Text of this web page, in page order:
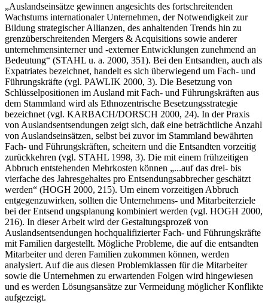
„Auslandseinsätze gewinnen angesichts des fortschreitenden
Wachstums internationaler Unternehmen, der Notwendigkeit zur
Bildung strategischer Allianzen, des anhaltenden Trends hin zu
grenzüberschreitenden Mergers & Acquisitions sowie anderer
unternehmensinterner und -externer Entwicklungen zunehmend an
Bedeutung“ (STAHL u. a. 2000, 351). Bei den Entsandten, auch als
Expatriates bezeichnet, handelt es sich überwiegend um Fach- und
Führungskräfte (vgl. PAWLIK 2000, 3). Die Besetzung von
Schlüsselpositionen im Ausland mit Fach- und Führungskräften aus
dem Stammland wird als Ethnozentrische Besetzungsstrategie
bezeichnet (vgl. KARBACH/DORSCH 2000, 24). In der Praxis
von Auslandsentsendungen zeigt sich, daß eine beträchtliche Anzahl
von Auslandseinsätzen, selbst bei zuvor im Stammland bewährten
Fach- und Führungskräften, scheitern und die Entsandten vorzeitig
zurückkehren (vgl. STAHL 1998, 3). Die mit einem frühzeitigen
Abbruch entstehenden Mehrkosten können „...auf das drei- bis
vierfache des Jahresgehaltes pro Entsendungsabbrecher geschätzt
werden“ (HOGH 2000, 215). Um einem vorzeitigen Abbruch
entgegenzuwirken, sollten die Unternehmens- und Mitarbeiterziele
bei der Entsend ungsplanung kombiniert werden (vgl. HOGH 2000,
216). In dieser Arbeit wird der Gestaltungsprozeß von
Auslandsentsendungen hochqualifizierter Fach- und Führungskräfte
mit Familien dargestellt. Mögliche Probleme, die auf die entsandten
Mitarbeiter und deren Familien zukommen können, werden
analysiert. Auf die aus diesen Problemklassen für die Mitarbeiter
sowie die Unternehmen zu erwartenden Folgen wird hingewiesen
und es werden Lösungsansätze zur Vermeidung möglicher Konflikte
aufgezeigt.